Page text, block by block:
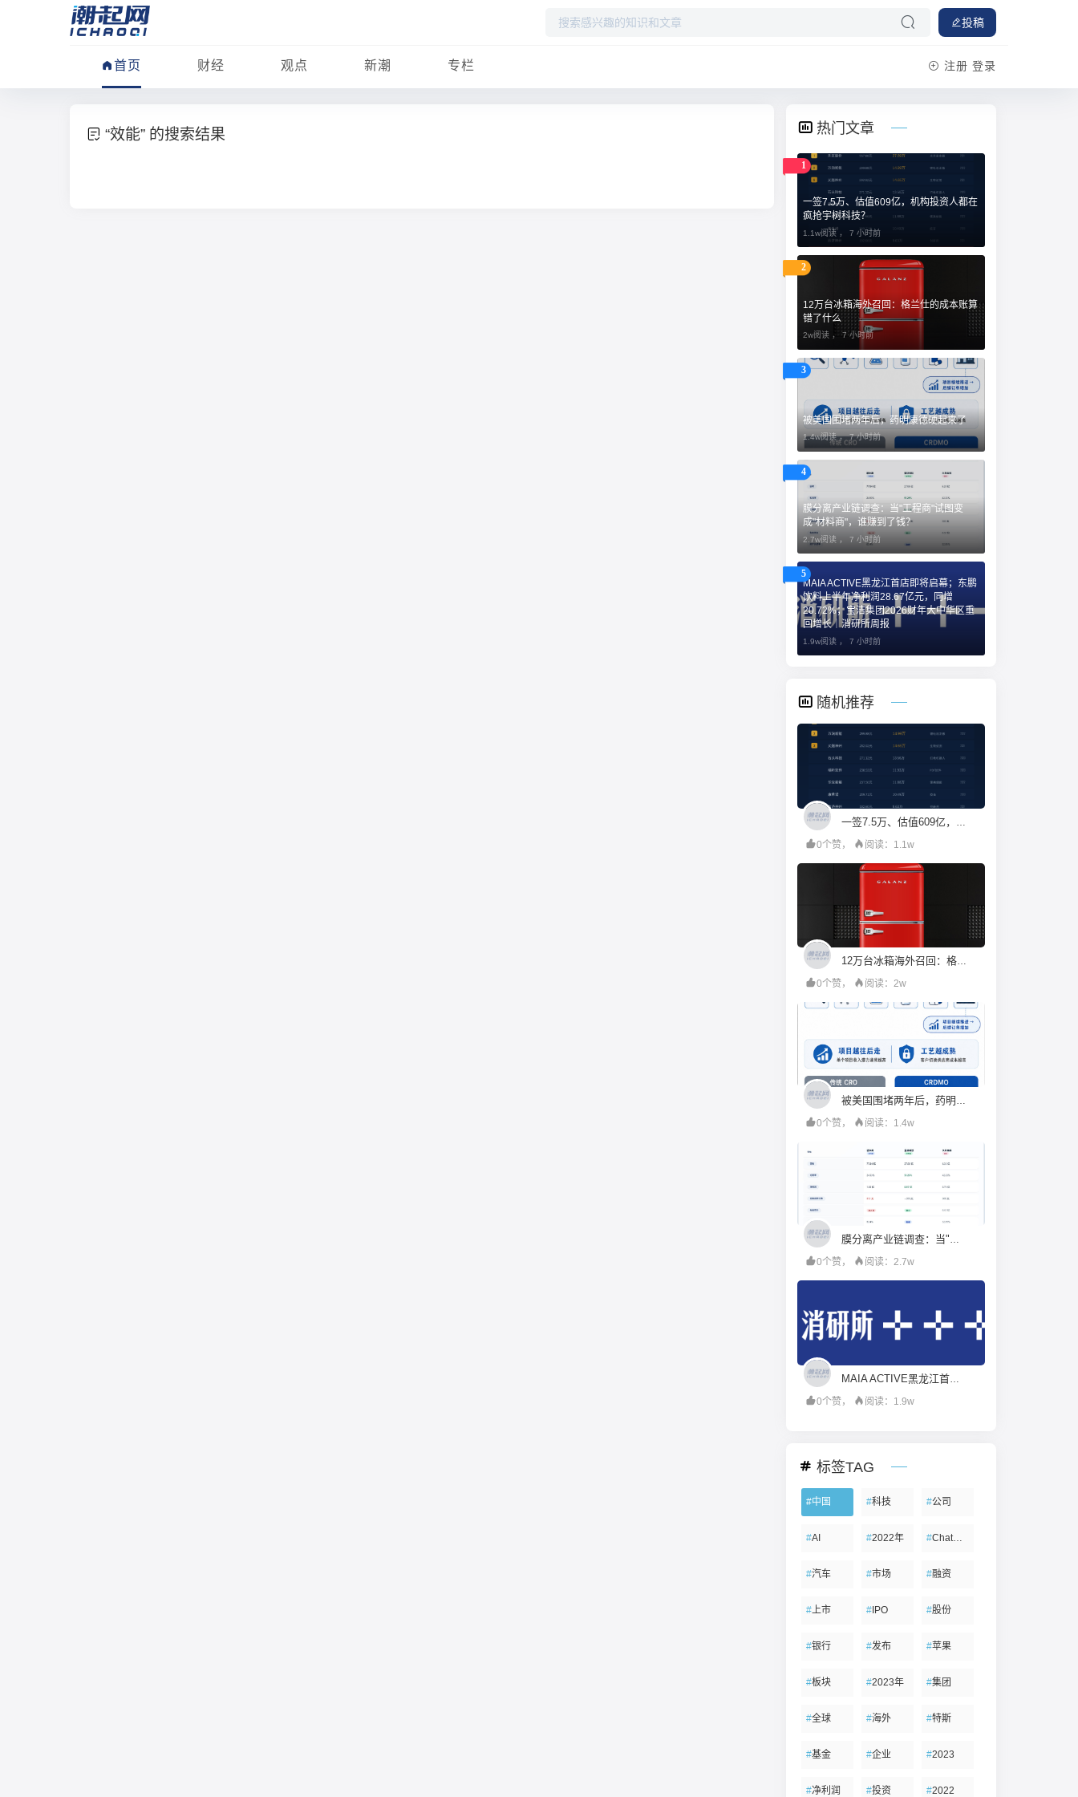
投稿
首页 财经 观点 新潮 专栏 注册 登录
“效能” 的搜索结果 热门文章
1
一签7.5万、估值609亿，机构投资人都在
疯抢宇树科技？
1.1w阅读 ， 7 小时前
2
12万台冰箱海外召回：格兰仕的成本账算
错了什么
2w阅读 ，7 小时前
3
被美国围堵两年后，药明康德硬起来了
1.4w阅读 ，7 小时前
4
膜分离产业链调查：当"工程商"试图变
成"材料商"，谁赚到了钱？
2.7w阅读 ， 7 小时前
5
MAIA ACTIVE黑龙江首店即将启幕；东鹏
饮料上半年净利润28.67亿元，同增
20.72%；宝洁集团2026财年大中华区重
回增长｜消研所周报
1.9w阅读 ， 7 小时前
随机推荐
0个赞，
阅读：1.1w
12万台冰箱海外召回：格兰仕的成本账算错了什么
0个赞，
阅读：2w
0个赞，
阅读：1.4w
膜分离产业链调查：当"工程商"试图变成"材料商"，谁赚到了钱？
0个赞，
阅读：2.7w
MAIA ACTIVE黑龙江首店即将启幕；东鹏饮料上半年净利润28.67亿元，同增20.72%；宝洁集团2026财年大中华区重回增长｜消研所周报
0个赞，
阅读：1.9w
标签TAG
#中国 #科技 #公司
#AI #2022年 #ChatGPT
#汽车 #市场 #融资
#上市 #IPO #股份
#银行 #发布 #苹果
#板块 #2023年 #集团
#全球 #海外 #特斯
#基金 #企业 #2023
#净利润 #投资 #2022